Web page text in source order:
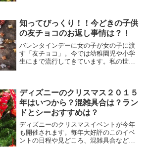
します。
知ってびっくり！！今どきの子供
の友チョコのお返し事情は？！
バレンタインデーに女の子が女の子に渡
す「友チョコ」。今では幼稚園児や小学
生にまで流行してきています。私の世代
チョコの今時のお返し事情...
ディズニーのクリスマス２０１５
年はいつから？混雑具合は？ラン
ドとシーおすすめは？
ディズニーのクリスマスイベントが今年
も開催されます。毎年大好評のこのイベ
ントの日程や見どころ、混雑具合などを